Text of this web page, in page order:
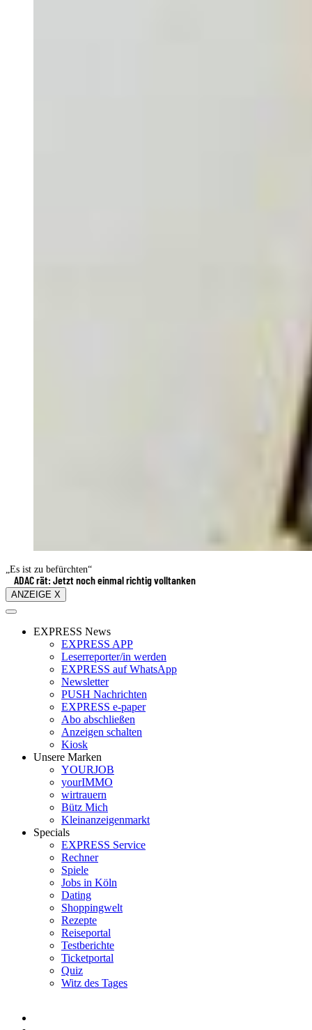
„Es ist zu befürchten“
ADAC rät: Jetzt noch einmal richtig volltanken
ANZEIGE X
EXPRESS News
EXPRESS APP
Leserreporter/in werden
EXPRESS auf WhatsApp
Newsletter
PUSH Nachrichten
EXPRESS e-paper
Abo abschließen
Anzeigen schalten
Kiosk
Unsere Marken
YOURJOB
yourIMMO
wirtrauern
Bütz Mich
Kleinanzeigenmarkt
Specials
EXPRESS Service
Rechner
Spiele
Jobs in Köln
Dating
Shoppingwelt
Rezepte
Reiseportal
Testberichte
Ticketportal
Quiz
Witz des Tages